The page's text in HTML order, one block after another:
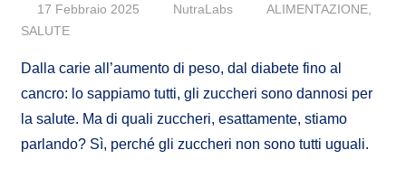
17 Febbraio 2025 NutraLabs ALIMENTAZIONE
SALUTE
Dalla carie all’aumento di peso, dal diabete fino al
cancro: lo sappiamo tutti, gli zuccheri sono dannosi per
la salute. Ma di quali zuccheri, esattamente, stiamo
parlando? Sì, perché gli zuccheri non sono tutti uguali.